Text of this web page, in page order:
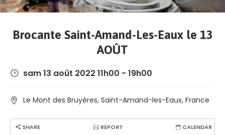
Brocante Saint-Amand-Les-Eaux le 13
AOÛT
sam 13 août 2022 11h00 - 19h00
Le Mont des Bruyères, Saint-Amand-les-Eaux, France
SHARE REPORT CALENDAR